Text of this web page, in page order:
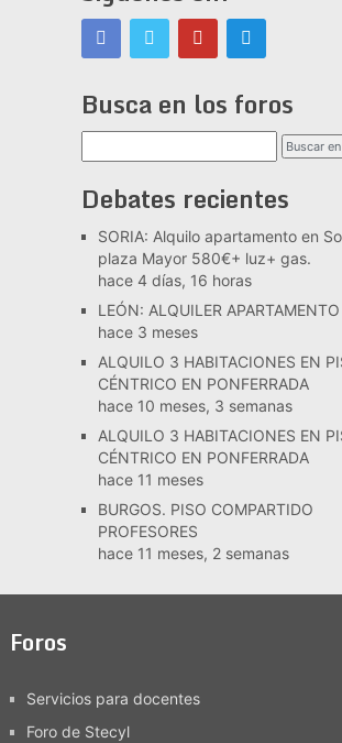
Busca en los foros
Debates recientes
SORIA: Alquilo apartamento en
plaza Mayor 580€+ luz+ gas.
hace 4 días, 16 horas
LEÓN: ALQUILER APARTAMENTO
hace 3 meses
ALQUILO 3 HABITACIONES EN
CÉNTRICO EN PONFERRADA
hace 10 meses, 3 semanas
ALQUILO 3 HABITACIONES EN
CÉNTRICO EN PONFERRADA
hace 11 meses
BURGOS. PISO COMPARTIDO
PROFESORES
hace 11 meses, 2 semanas
Foros
Servicios para docentes
Foro de Stecyl